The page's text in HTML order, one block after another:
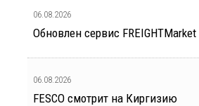
06.08.2026
Обновлен сервис FREIGHTMarket
06.08.2026
FESCO смотрит на Киргизию